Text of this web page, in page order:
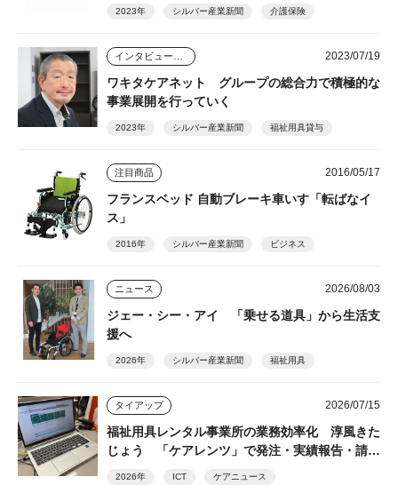
2023年 シルバー産業新聞 介護保険
2023/07/19
ワキタケアネット グループの総合力で積極的な
事業展開を行っていく
2023年 シルバー産業新聞 福祉用具貸与
注目商品 2016/05/17
フランスベッド 自動ブレーキ車いす「転ばなイ
ス」
2016年 シルバー産業新聞 ビジネス
ニュース 2026/08/03
ジェー・シー・アイ 「乗せる道具」から生活支
援へ
2026年 シルバー産業新聞 福祉用具
タイアップ 2026/07/15
福祉用具レンタル事業所の業務効率化 淳風きた
じょう 「ケアレンツ」で発注・実績報告・請求
2026年 ICT ケアニュース